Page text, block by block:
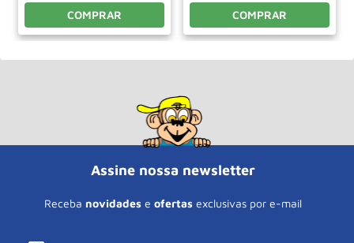
COMPRAR COMPRAR
Assine nossa newsletter
Receba novidades e ofertas exclusivas por e-mail